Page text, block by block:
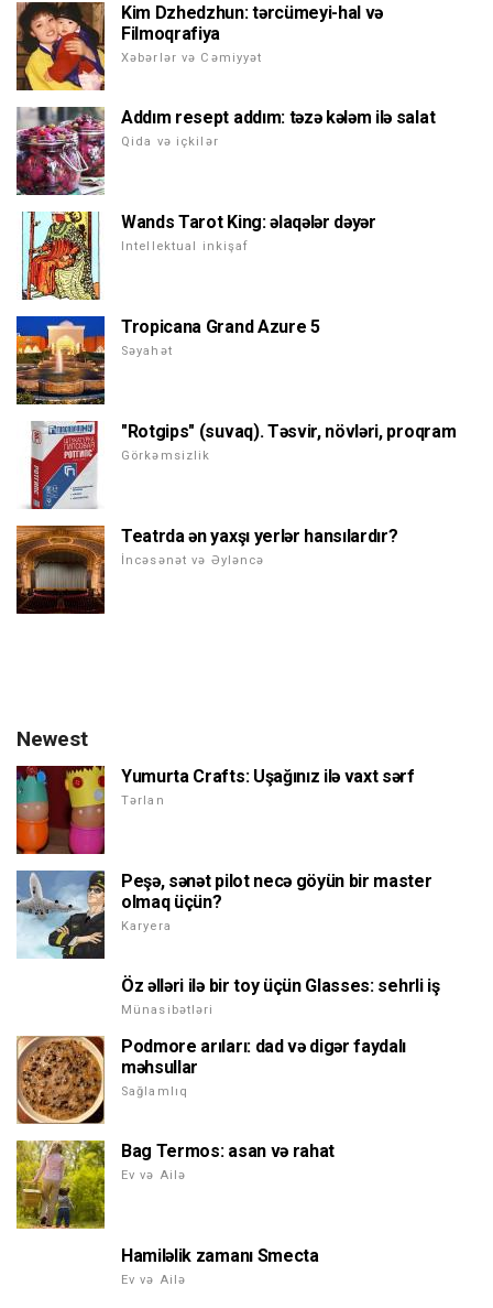
Kim Dzhedzhun: tərcümeyi-hal və
Filmoqrafiya
Xəbərlər və Cəmiyyət
Addım resept addım: təzə kələm ilə salat
Qida və içkilər
Wands Tarot King: əlaqələr dəyər
Intellektual inkişaf
Tropicana Grand Azure 5
Səyahət
"Rotgips" (suvaq). Təsvir, növləri, proqram
Görkəmsizlik
Teatrda ən yaxşı yerlər hansılardır?
İncəsənət və Əyləncə
Newest
Yumurta Crafts: Uşağınız ilə vaxt sərf
Tərlan
Peşə, sənət pilot necə göyün bir master
olmaq üçün?
Karyera
Öz əlləri ilə bir toy üçün Glasses: sehrli iş
Münasibətləri
Podmore arıları: dad və digər faydalı
məhsullar
Sağlamlıq
Bag Termos: asan və rahat
Ev və Ailə
Hamiləlik zamanı Smecta
Ev və Ailə